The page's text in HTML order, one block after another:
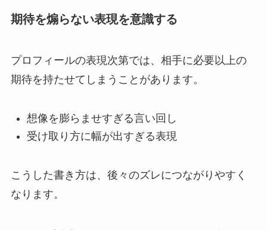
期待を煽らない表現を意識する
プロフィールの表現次第では、相手に必要以上の
期待を持たせてしまうことがあります。
想像を膨らませすぎる言い回し
受け取り方に幅が出すぎる表現
こうした書き方は、後々のズレにつながりやすく
なります。